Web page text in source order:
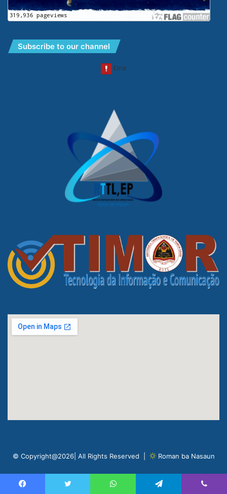
Subscribe to our channel
© Copyright@2026| All Rights Reserved | Roman ba Nasaun